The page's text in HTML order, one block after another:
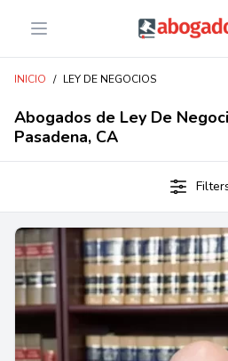
Open menu Abogadomall
INICIO / LEY DE NEGOCIOS
Abogados de Ley De
Pasadena, CA